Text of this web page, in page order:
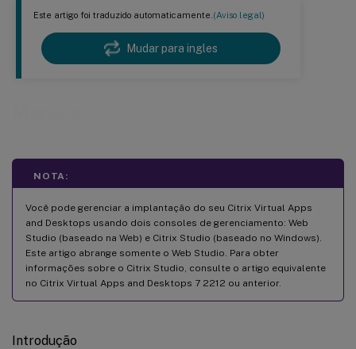
Este artigo foi traduzido automaticamente.(Aviso legal)
Mudar para ingles
NOTA:
Você pode gerenciar a implantação do seu Citrix Virtual Apps
and Desktops usando dois consoles de gerenciamento: Web
Studio (baseado na Web) e Citrix Studio (baseado no Windows).
Este artigo abrange somente o Web Studio. Para obter
informações sobre o Citrix Studio, consulte o artigo equivalente
no Citrix Virtual Apps and Desktops 7 2212 ou anterior.
Introdução